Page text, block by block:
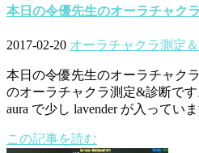
本日の令優先生のオーラチャク
2017-02-20 オーラチャクラ測定
本日の令優先生のオーラチャク
のオーラチャクラ測定&診断で
aura で少し lavender が入ってい
この記事を読む